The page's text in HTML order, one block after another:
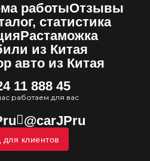
работыОтзывы
статистика
Растаможка
из Китая
авто из Китая
11 888 45
работаем для вас
@carJPru
для клиентов